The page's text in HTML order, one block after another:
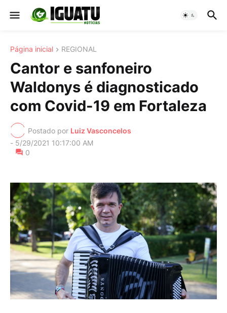
Página inicial REGIONAL
Cantor e sanfoneiro
Waldonys é diagnosticado
com Covid-19 em Fortaleza
Postado por Luiz Vasconcelos
- 5/29/2021 10:17:00 AM
0